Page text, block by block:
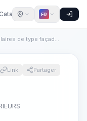
FR
Échafaudages métalliques modulaires de type façade d&#039;un...
Link
Partager